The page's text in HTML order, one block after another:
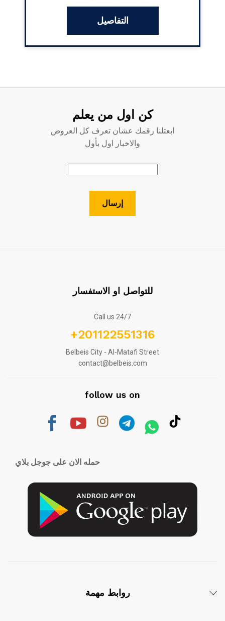
التفاصيل
كن اول من يعلم
ابعتلنا رقمك عشان تعرف كل العروض
والاخبار اول بأول
للتواصل او الاستفسار
Call us 24/7
+201122551316
Belbeis City - Al-Matafi Street
contact@belbeis.com
follow us on
حمله الان على جوجل بلاي
روابط مهمة